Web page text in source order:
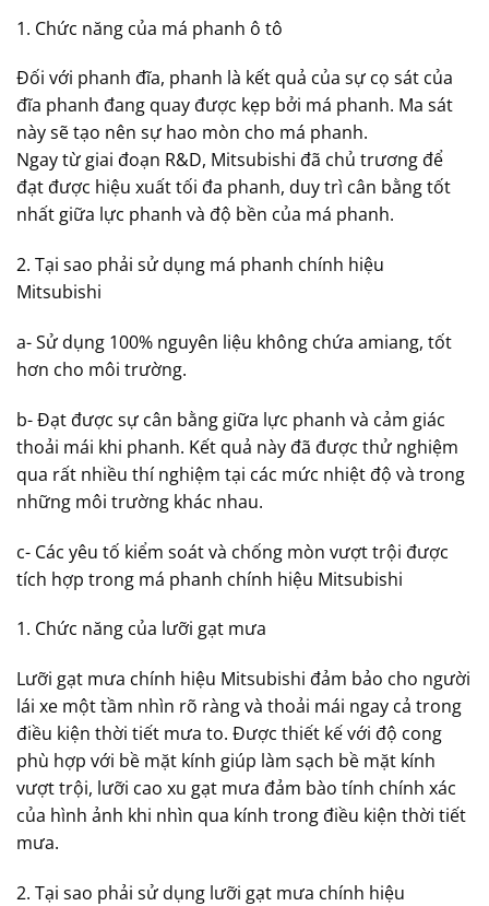
1. Chức năng của má phanh ô tô
Đối với phanh đĩa, phanh là kết quả của sự cọ sát của
đĩa phanh đang quay được kẹp bởi má phanh. Ma sát
này sẽ tạo nên sự hao mòn cho má phanh.
Ngay từ giai đoạn R&D, Mitsubishi đã chủ trương để
đạt được hiệu xuất tối đa phanh, duy trì cân bằng tốt
nhất giữa lực phanh và độ bền của má phanh.
2. Tại sao phải sử dụng má phanh chính hiệu
Mitsubishi
a- Sử dụng 100% nguyên liệu không chứa amiang, tốt
hơn cho môi trường.
b- Đạt được sự cân bằng giữa lực phanh và cảm giác
thoải mái khi phanh. Kết quả này đã được thử nghiệm
qua rất nhiều thí nghiệm tại các mức nhiệt độ và trong
những môi trường khác nhau.
c- Các yêu tố kiểm soát và chống mòn vượt trội được
tích hợp trong má phanh chính hiệu Mitsubishi
1. Chức năng của lưỡi gạt mưa
Lưỡi gạt mưa chính hiệu Mitsubishi đảm bảo cho người
lái xe một tầm nhìn rõ ràng và thoải mái ngay cả trong
điều kiện thời tiết mưa to. Được thiết kế với độ cong
phù hợp với bề mặt kính giúp làm sạch bề mặt kính
vượt trội, lưỡi cao xu gạt mưa đảm bào tính chính xác
của hình ảnh khi nhìn qua kính trong điều kiện thời tiết
mưa.
2. Tại sao phải sử dụng lưỡi gạt mưa chính hiệu